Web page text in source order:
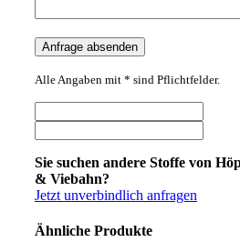
Alle Angaben mit * sind Pflichtfelder.
Sie suchen andere Stoffe von
& Viebahn?
Jetzt unverbindlich anfragen
Ähnliche Produkte